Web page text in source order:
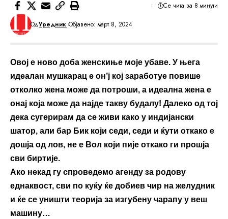
ОдУредник Објавено: март 8, 2024
Се чита за 8 минути
Овој е ново доба женскиње моје убаве. У њега
идеалан мушкарац е он’ј кој заработуе повише
отколко жена може да потроши, а идеална жена е
онај која може да најде такву будалу! Далеко од тој
дека сугерирам да се живи како у индијански
шатор, али бар Бик који седи, седи и ќути откако е
дошја од лов, не е Вол који пије откако ги прошја
сви биртије.
Ако некад гу спроведемо агенду за родову
еднаквост, сви по куќу ќе добиев чир на желудник
и ќе се уништи теорија за изгубену чарапу у веш
машину…